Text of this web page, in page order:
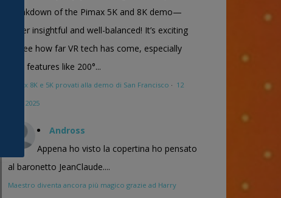
breakdown of the Pimax 5K and 8K demo—
super insightful and well-balanced! It’s exciting
to see how far VR tech has come, especially
with features like 200°...
Pimax 8K e 5K provati alla demo di San Francisco · 12
April 2025
Andross
Appena ho visto la copertina ho pensato
al baronetto JeanClaude....
Maestro diventa ancora più magico grazie ad Harry